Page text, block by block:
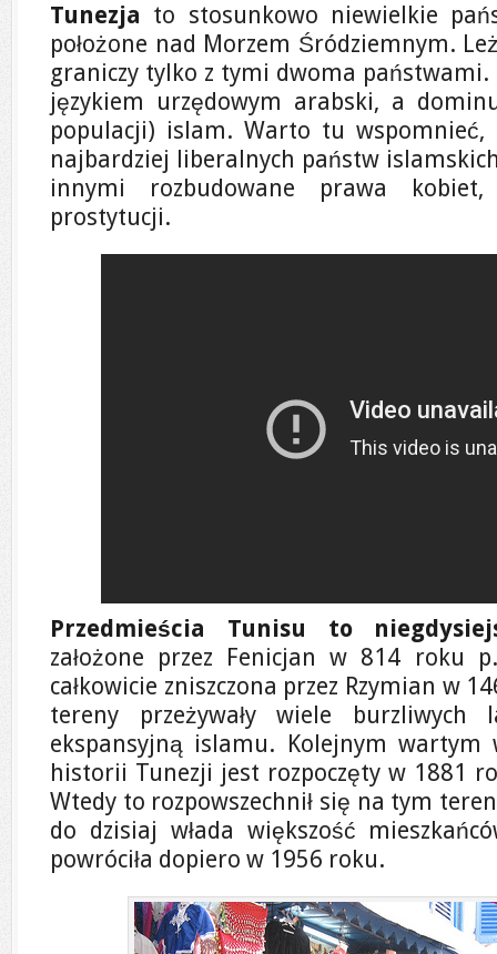
Tunezja to stosunkowo niewielkie
położone nad Morzem Śródziemnym.
graniczy tylko z tymi dwoma
językiem urzędowym arabski, a
populacji) islam. Warto tu
najbardziej liberalnych państw
innymi rozbudowane prawa
prostytucji.
Przedmieścia Tunisu to
założone przez Fenicjan w 814 roku
całkowicie zniszczona przez Rzymian w
tereny przeżywały wiele
ekspansyjną islamu. Kolejnym wartym
historii Tunezji jest rozpoczęty w 1881
Wtedy to rozpowszechnił się na tym
do dzisiaj włada większość
powróciła dopiero w 1956 roku.